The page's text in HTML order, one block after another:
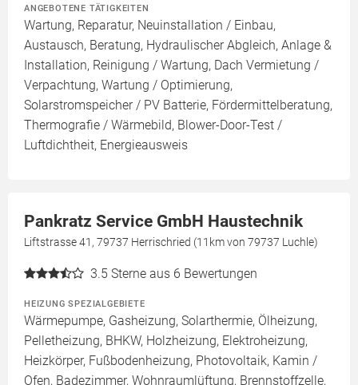
ANGEBOTENE TÄTIGKEITEN
Wartung, Reparatur, Neuinstallation / Einbau,
Austausch, Beratung, Hydraulischer Abgleich, Anlage &
Installation, Reinigung / Wartung, Dach Vermietung /
Verpachtung, Wartung / Optimierung,
Solarstromspeicher / PV Batterie, Fördermittelberatung,
Thermografie / Wärmebild, Blower-Door-Test /
Luftdichtheit, Energieausweis
Pankratz Service GmbH Haustechnik
Liftstrasse 41, 79737 Herrischried (11km von 79737 Luchle)
3.5 Sterne aus 6 Bewertungen
HEIZUNG SPEZIALGEBIETE
Wärmepumpe, Gasheizung, Solarthermie, Ölheizung,
Pelletheizung, BHKW, Holzheizung, Elektroheizung,
Heizkörper, Fußbodenheizung, Photovoltaik, Kamin /
Ofen, Badezimmer, Wohnraumlüftung, Brennstoffzelle,